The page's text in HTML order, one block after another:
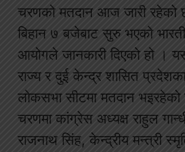
चरणको मतदान आज जारी
बिहान ७ बजेबाट सुरु भएको
आयोगले जानकारी दिएको हो ।
राज्य र दुई केन्द्र शासित
लोकसभा सीटमा मतदान
चरणमा कांग्रेस अध्यक्ष राहुल
राजनाथ सिंह, केन्द्रीय मन्त्री